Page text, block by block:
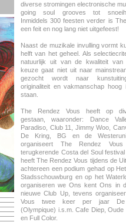
diverse stromingen electronische
going soul grooves tot
Inmiddels 300 feesten verder is
een feit en nog lang niet uitgefeest!
Naast de muzikale invulling vormt
helft van het geheel. Als
natuurlijk uit van de kwaliteit
keuze gaat niet uit naar
gezocht wordt naar
originaliteit en vakmanschap hoog
staan.
The Rendez Vous heeft op
gestaan, waaronder: Dance
Paradiso, Club 11, Jimmy Woo,
De Kring, BG en de
organiseert The Rendez
terugkerende Costa del Soul
heeft The Rendez Vous tijdens de
achtereen een podium gehad op
Stadsschouwburg en op het
organiseren we Ons kent Ons in
nieuwe Club Up, tevens
Vous twee keer per jaar De
(Olympique) i.s.m. Cafe Diep,
en Full Color.